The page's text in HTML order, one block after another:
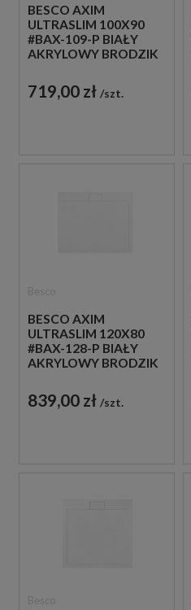
BESCO AXIM
ULTRASLIM 100X90
#BAX-109-P BIAŁY
AKRYLOWY BRODZIK
719,00 zł szt.
BESCO AXIM
ULTRASLIM 120X80
#BAX-128-P BIAŁY
AKRYLOWY BRODZIK
839,00 zł szt.